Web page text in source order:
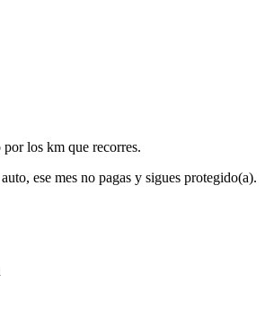
por los km que recorres.
ese mes no pagas y sigues protegido(a).